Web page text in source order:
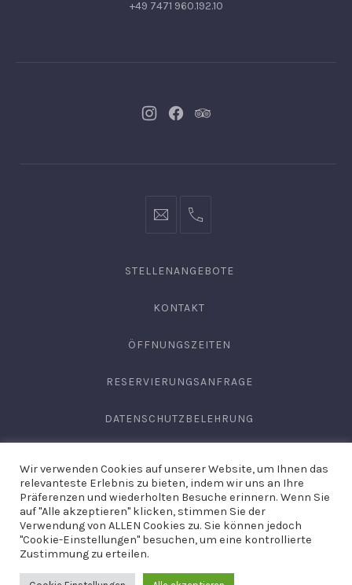
+49 7471 960.192.10
NeuesNeuesNeues
info@hofgut-0049747196019210
STELLENANGEBOTE
KONTAKT
ÖFFNUNGSZEITEN
RESERVIERUNGSANFRAGE
DATENSCHUTZBELEHRUNG
IMPRESSUM
Copyright © 2026Domäne Areal Hechingen. Site byHirschburg
Wir verwenden Cookies auf unserer Website, um Ihnen das
relevanteste Erlebnis zu bieten, indem wir uns an Ihre
Präferenzen und wiederholten Besuche erinnern. Wenn Sie
auf "Alle akzeptieren" klicken, stimmen Sie der
Verwendung von ALLEN Cookies zu. Sie können jedoch
"Cookie-Einstellungen" besuchen, um eine kontrollierte
Zustimmung zu erteilen.